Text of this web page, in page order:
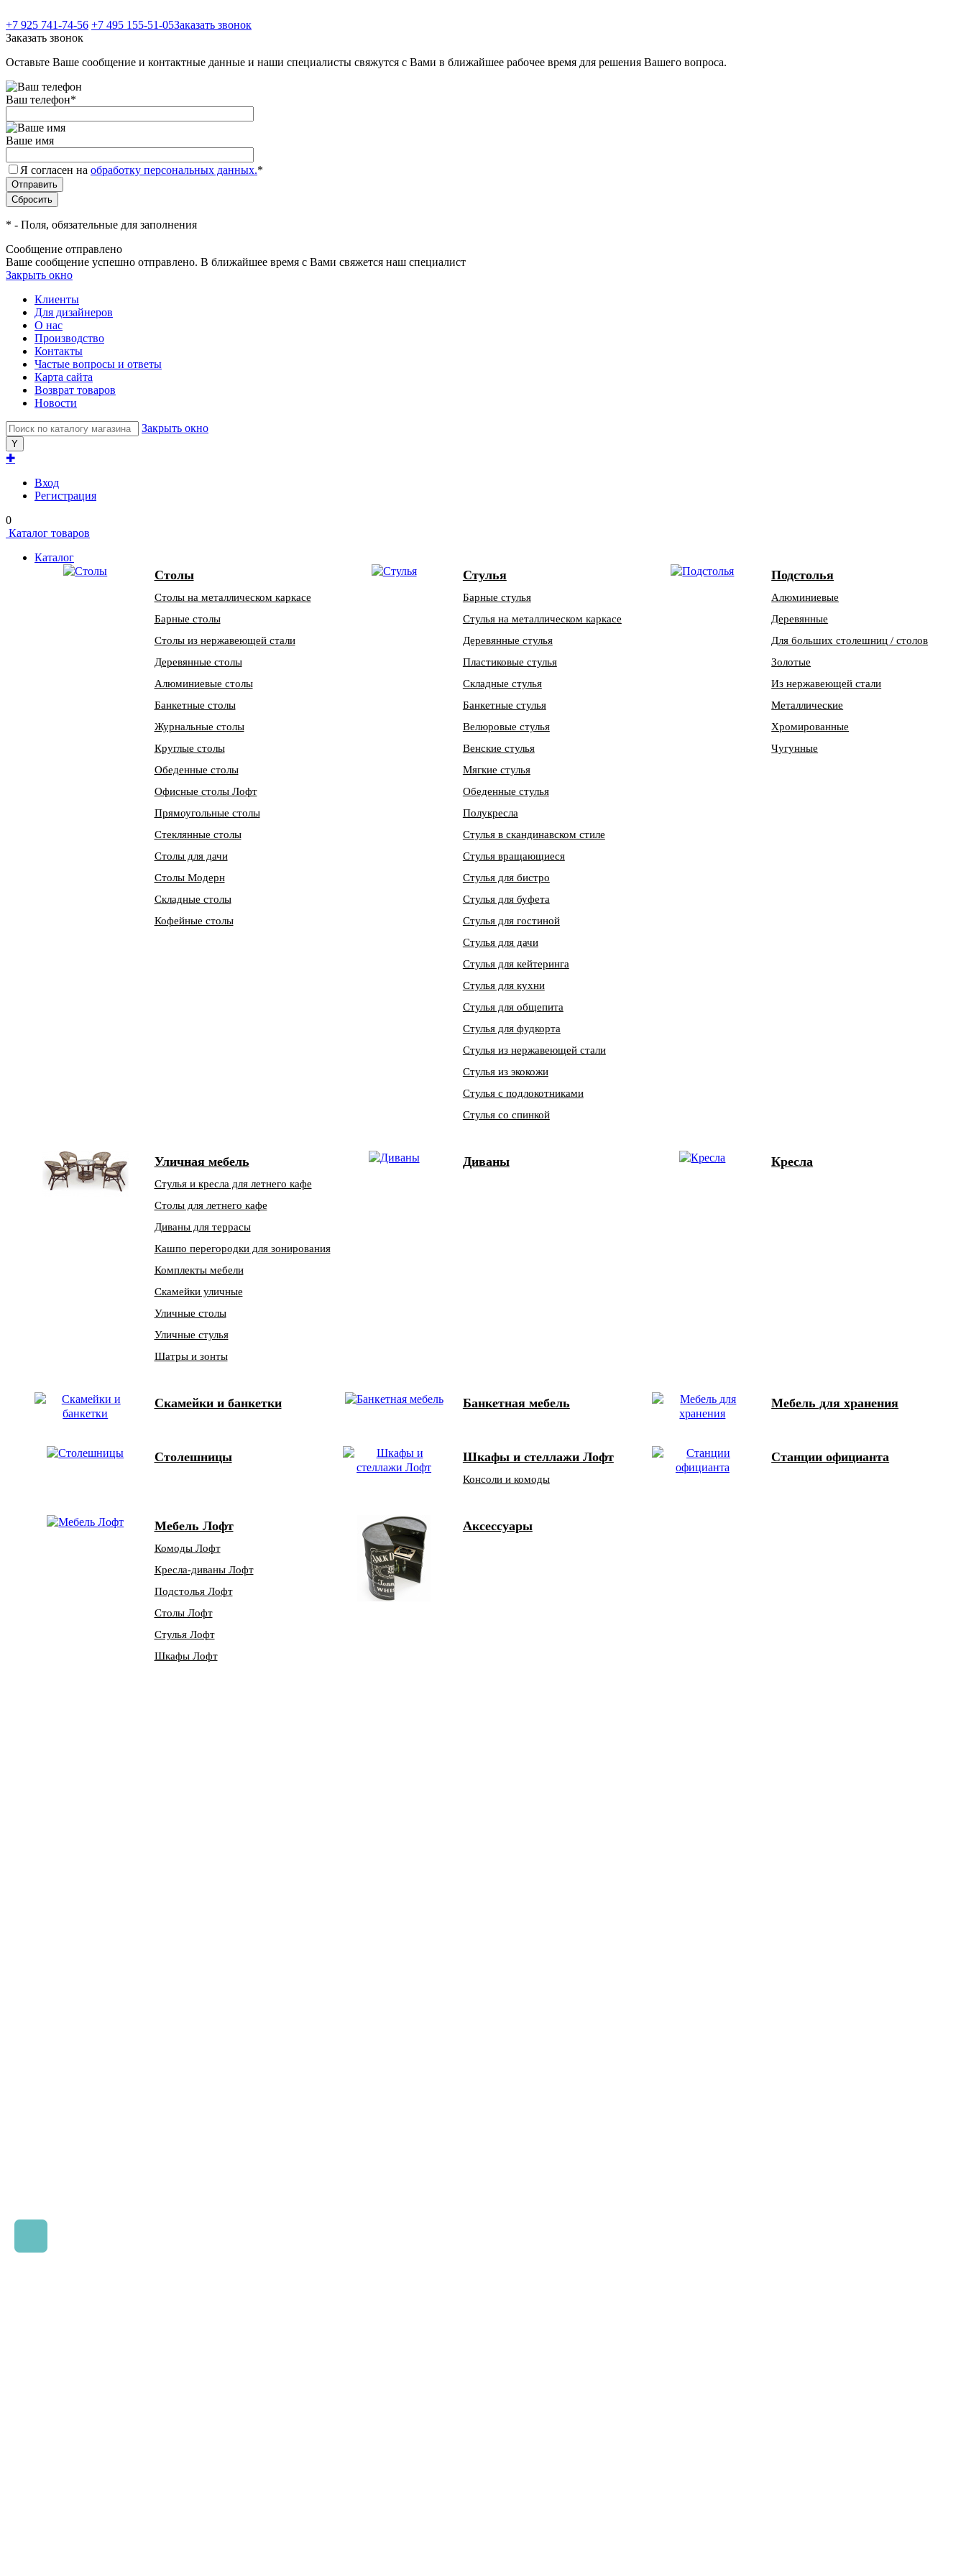
+7 925 741-74-56 +7 495 155-51-05Заказать звонок
Заказать звонок
Оставьте Ваше сообщение и контактные данные и наши специалисты свяжутся с Вами в ближайшее рабочее время для решения Вашего вопроса.
Ваш телефон*
Ваше имя
Я согласен на обработку персональных данных.*
* - Поля, обязательные для заполнения
Сообщение отправлено
Ваше сообщение успешно отправлено. В ближайшее время с Вами свяжется наш специалист
Закрыть окно
Клиенты
Для дизайнеров
О нас
Производство
Контакты
Частые вопросы и ответы
Карта сайта
Возврат товаров
Новости
Закрыть окно
✚
Вход
Регистрация
0
Каталог товаров
Каталог
Столы
Столы на металлическом каркасе
Барные столы
Столы из нержавеющей стали
Деревянные столы
Алюминиевые столы
Банкетные столы
Журнальные столы
Круглые столы
Обеденные столы
Офисные столы Лофт
Прямоугольные столы
Стеклянные столы
Столы для дачи
Столы Модерн
Складные столы
Кофейные столы
Стулья
Барные стулья
Стулья на металлическом каркасе
Деревянные стулья
Пластиковые стулья
Складные стулья
Банкетные стулья
Велюровые стулья
Венские стулья
Мягкие стулья
Обеденные стулья
Полукресла
Стулья в скандинавском стиле
Стулья вращающиеся
Стулья для бистро
Стулья для буфета
Стулья для гостиной
Стулья для дачи
Стулья для кейтеринга
Стулья для кухни
Стулья для общепита
Стулья для фудкорта
Стулья из нержавеющей стали
Стулья из экокожи
Стулья с подлокотниками
Стулья со спинкой
Подстолья
Алюминиевые
Деревянные
Для больших столешниц / столов
Золотые
Из нержавеющей стали
Металлические
Хромированные
Чугунные
Уличная мебель
Стулья и кресла для летнего кафе
Столы для летнего кафе
Диваны для террасы
Кашпо перегородки для зонирования
Комплекты мебели
Скамейки уличные
Уличные столы
Уличные стулья
Шатры и зонты
Диваны Кресла
Скамейки и банкетки Банкетная мебель Мебель для хранения
Столешницы Шкафы и стеллажи Лофт
Консоли и комоды
Станции официанта
Мебель Лофт
Комоды Лофт
Кресла-диваны Лофт
Подстолья Лофт
Столы Лофт
Стулья Лофт
Шкафы Лофт
Аксессуары